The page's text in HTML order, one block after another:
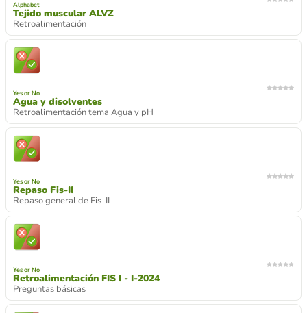
Alphabet
Tejido muscular ALVZ
Retroalimentación
Yes or No
Agua y disolventes
Retroalimentación tema Agua y pH
Yes or No
Repaso Fis-II
Repaso general de Fis-II
Yes or No
Retroalimentación FIS I - I-2024
Preguntas básicas